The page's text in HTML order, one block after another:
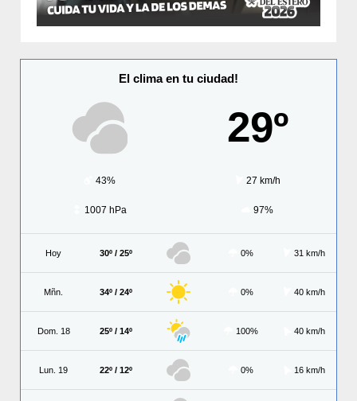
El clima en tu ciudad!
29º
43% 27 km/h
1007 hPa 97%
Hoy 30º / 25º 0% 31 km/h
Mñn. 34º / 24º 0% 40 km/h
Dom. 18 25º / 14º 100% 40 km/h
Lun. 19 22º / 12º 0% 16 km/h